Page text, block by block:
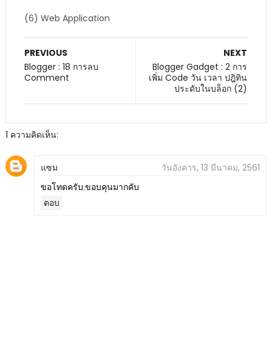
(6) Web Application
NEXT
Blogger Gadget : 2 การ
เพิ่ม Code วัน เวลา ปฎิทิน
ประดับในบล็อก (2)
PREVIOUS
Blogger : 18 การลบ
Comment
1 ความคิดเห็น:
แซม วันอังคาร, 13 มีนาคม, 2561
ขอโทดครับ.ขอบคุนมากคับ
ตอบ